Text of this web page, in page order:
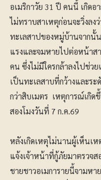
อเมริกาวัย 31 ปี คนนี้ เกิดอ
ไม่ทราบสาเหตุก่อนจะวิ่งลง
ทะเลสาปของหมู่บ้านจากนั้
แรงและจมหายไปต่อหน้าส
คน ซึ่งไม่มีใครกล้าลงไปช่วย
เป็นทะเลสาบที่กว้างและระ
กว่าสิบเมตร เหตุการณ์เกิด
สองโมงวันที่ 7 ก.ค.69
หลังเกิดเหตุไม่นานผู้เห็นเ
แจ้งเจ้าหน้าที่กู้ภัยมาตรวจ
ชายชาวอเมการายนี้จามหา